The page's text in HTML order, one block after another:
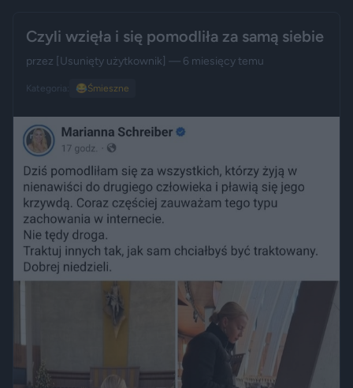
Czyli wzięła i się pomodliła za samą siebie
przez [Usunięty użytkownik] — 6 miesięcy temu
Kategoria: 😂Śmieszne